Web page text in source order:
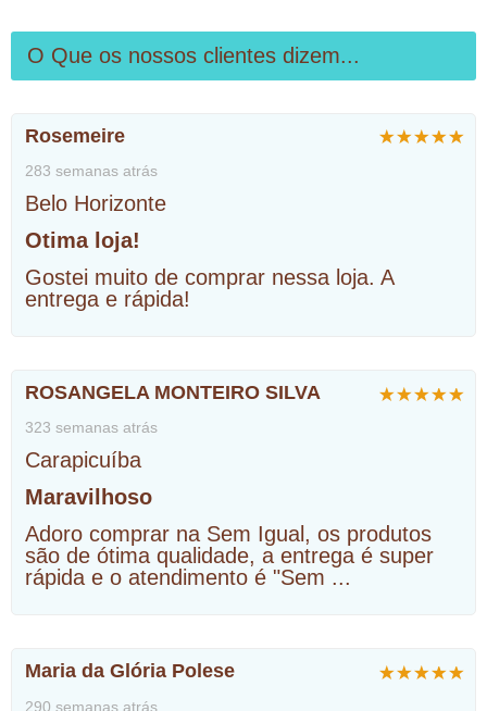
O Que os nossos clientes dizem...
Rosemeire
283 semanas atrás
Belo Horizonte
Otima loja!
Gostei muito de comprar nessa loja. A
entrega e rápida!
ROSANGELA MONTEIRO SILVA
323 semanas atrás
Carapicuíba
Maravilhoso
Adoro comprar na Sem Igual, os produtos
são de ótima qualidade, a entrega é super
rápida e o atendimento é "Sem ...
Maria da Glória Polese
290 semanas atrás